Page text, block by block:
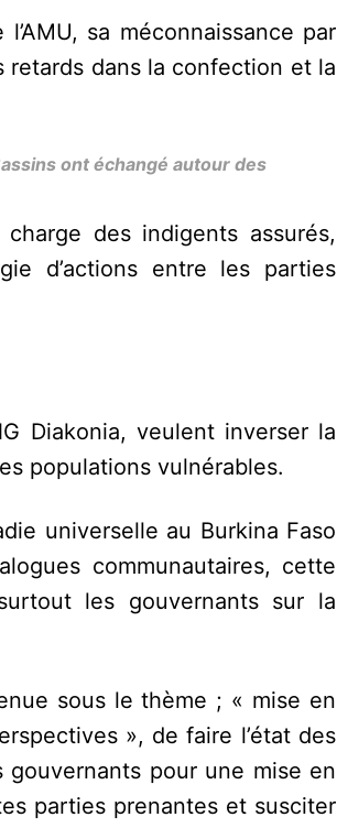
sa méconnaissance par
dans la confection et la
ont échangé autour des
des indigents assurés,
d’actions entre les parties
Diakonia, veulent inverser la
populations vulnérables.
universelle au Burkina Faso
communautaires, cette
les gouvernants sur la
sous le thème ; « mise en
», de faire l’état des
pour une mise en
parties prenantes et susciter